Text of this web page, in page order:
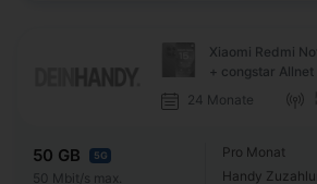
Xiaomi Redmi
+ congstar Allnet
24 Monate
50 GB 5G
50 Mbit/s max.
Pro Monat
Handy